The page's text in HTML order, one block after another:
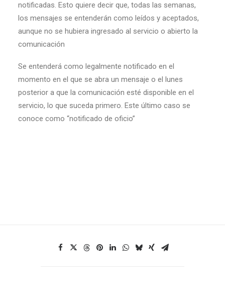
notificadas. Esto quiere decir que, todas las semanas,
los mensajes se entenderán como leídos y aceptados,
aunque no se hubiera ingresado al servicio o abierto la
comunicación
Se entenderá como legalmente notificado en el
momento en el que se abra un mensaje o el lunes
posterior a que la comunicación esté disponible en el
servicio, lo que suceda primero. Este último caso se
conoce como “notificado de oficio”